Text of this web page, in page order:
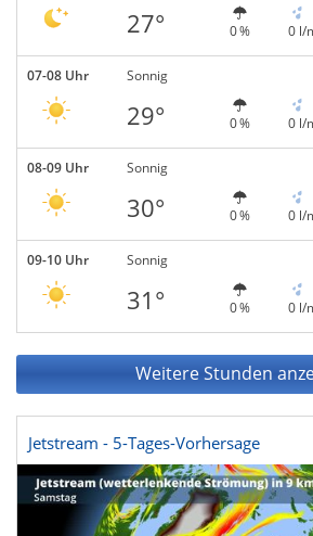
27° 0 % 0 l/
07-08 Uhr Sonnig
29° 0 % 0 l/
08-09 Uhr Sonnig
30° 0 % 0 l/
09-10 Uhr Sonnig
31° 0 % 0 l/
Weitere Stunden
Jetstream - 5-Tages-Vorhersage